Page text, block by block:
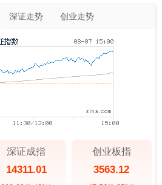
深证走势 创业走势
深证成指
14311.01
创业板指
3563.12